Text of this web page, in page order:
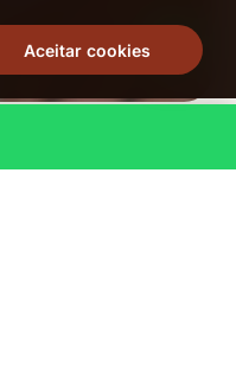
Aceitar cookies